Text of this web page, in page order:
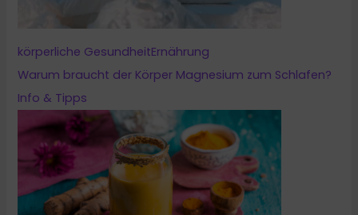
körperliche GesundheitErnährung
Warum braucht der Körper Magnesium zum Schlafen?
Info & Tipps